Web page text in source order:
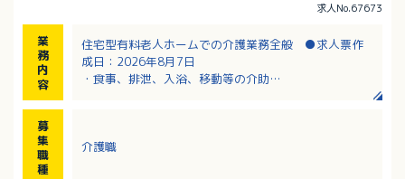
求人No.67673
業
務
内
容
住宅型有料老人ホームでの介護業務全般 ●求人票作
成日：2026年8月7日
・食事、排泄、入浴、移動等の介助
※住宅型有料老人ホーム以外に、ご自宅で生活されて
募
集
職
種
介護職